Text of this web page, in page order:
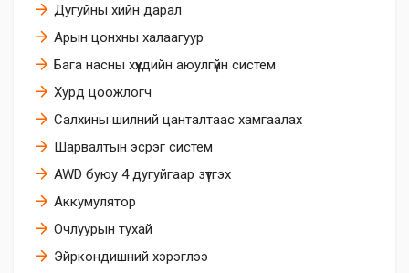
Дугуйны хийн дарал
Арын цонхны халаагуур
Бага насны хүүхдийн аюулгүйн систем
Хурд цоожлогч
Салхины шилний цанталтаас хамгаалах
Шарвалтын эсрэг систем
AWD буюу 4 дугуйгаар зүтгэх
Аккумулятор
Очлуурын тухай
Эйркoндишний хэрэглээ